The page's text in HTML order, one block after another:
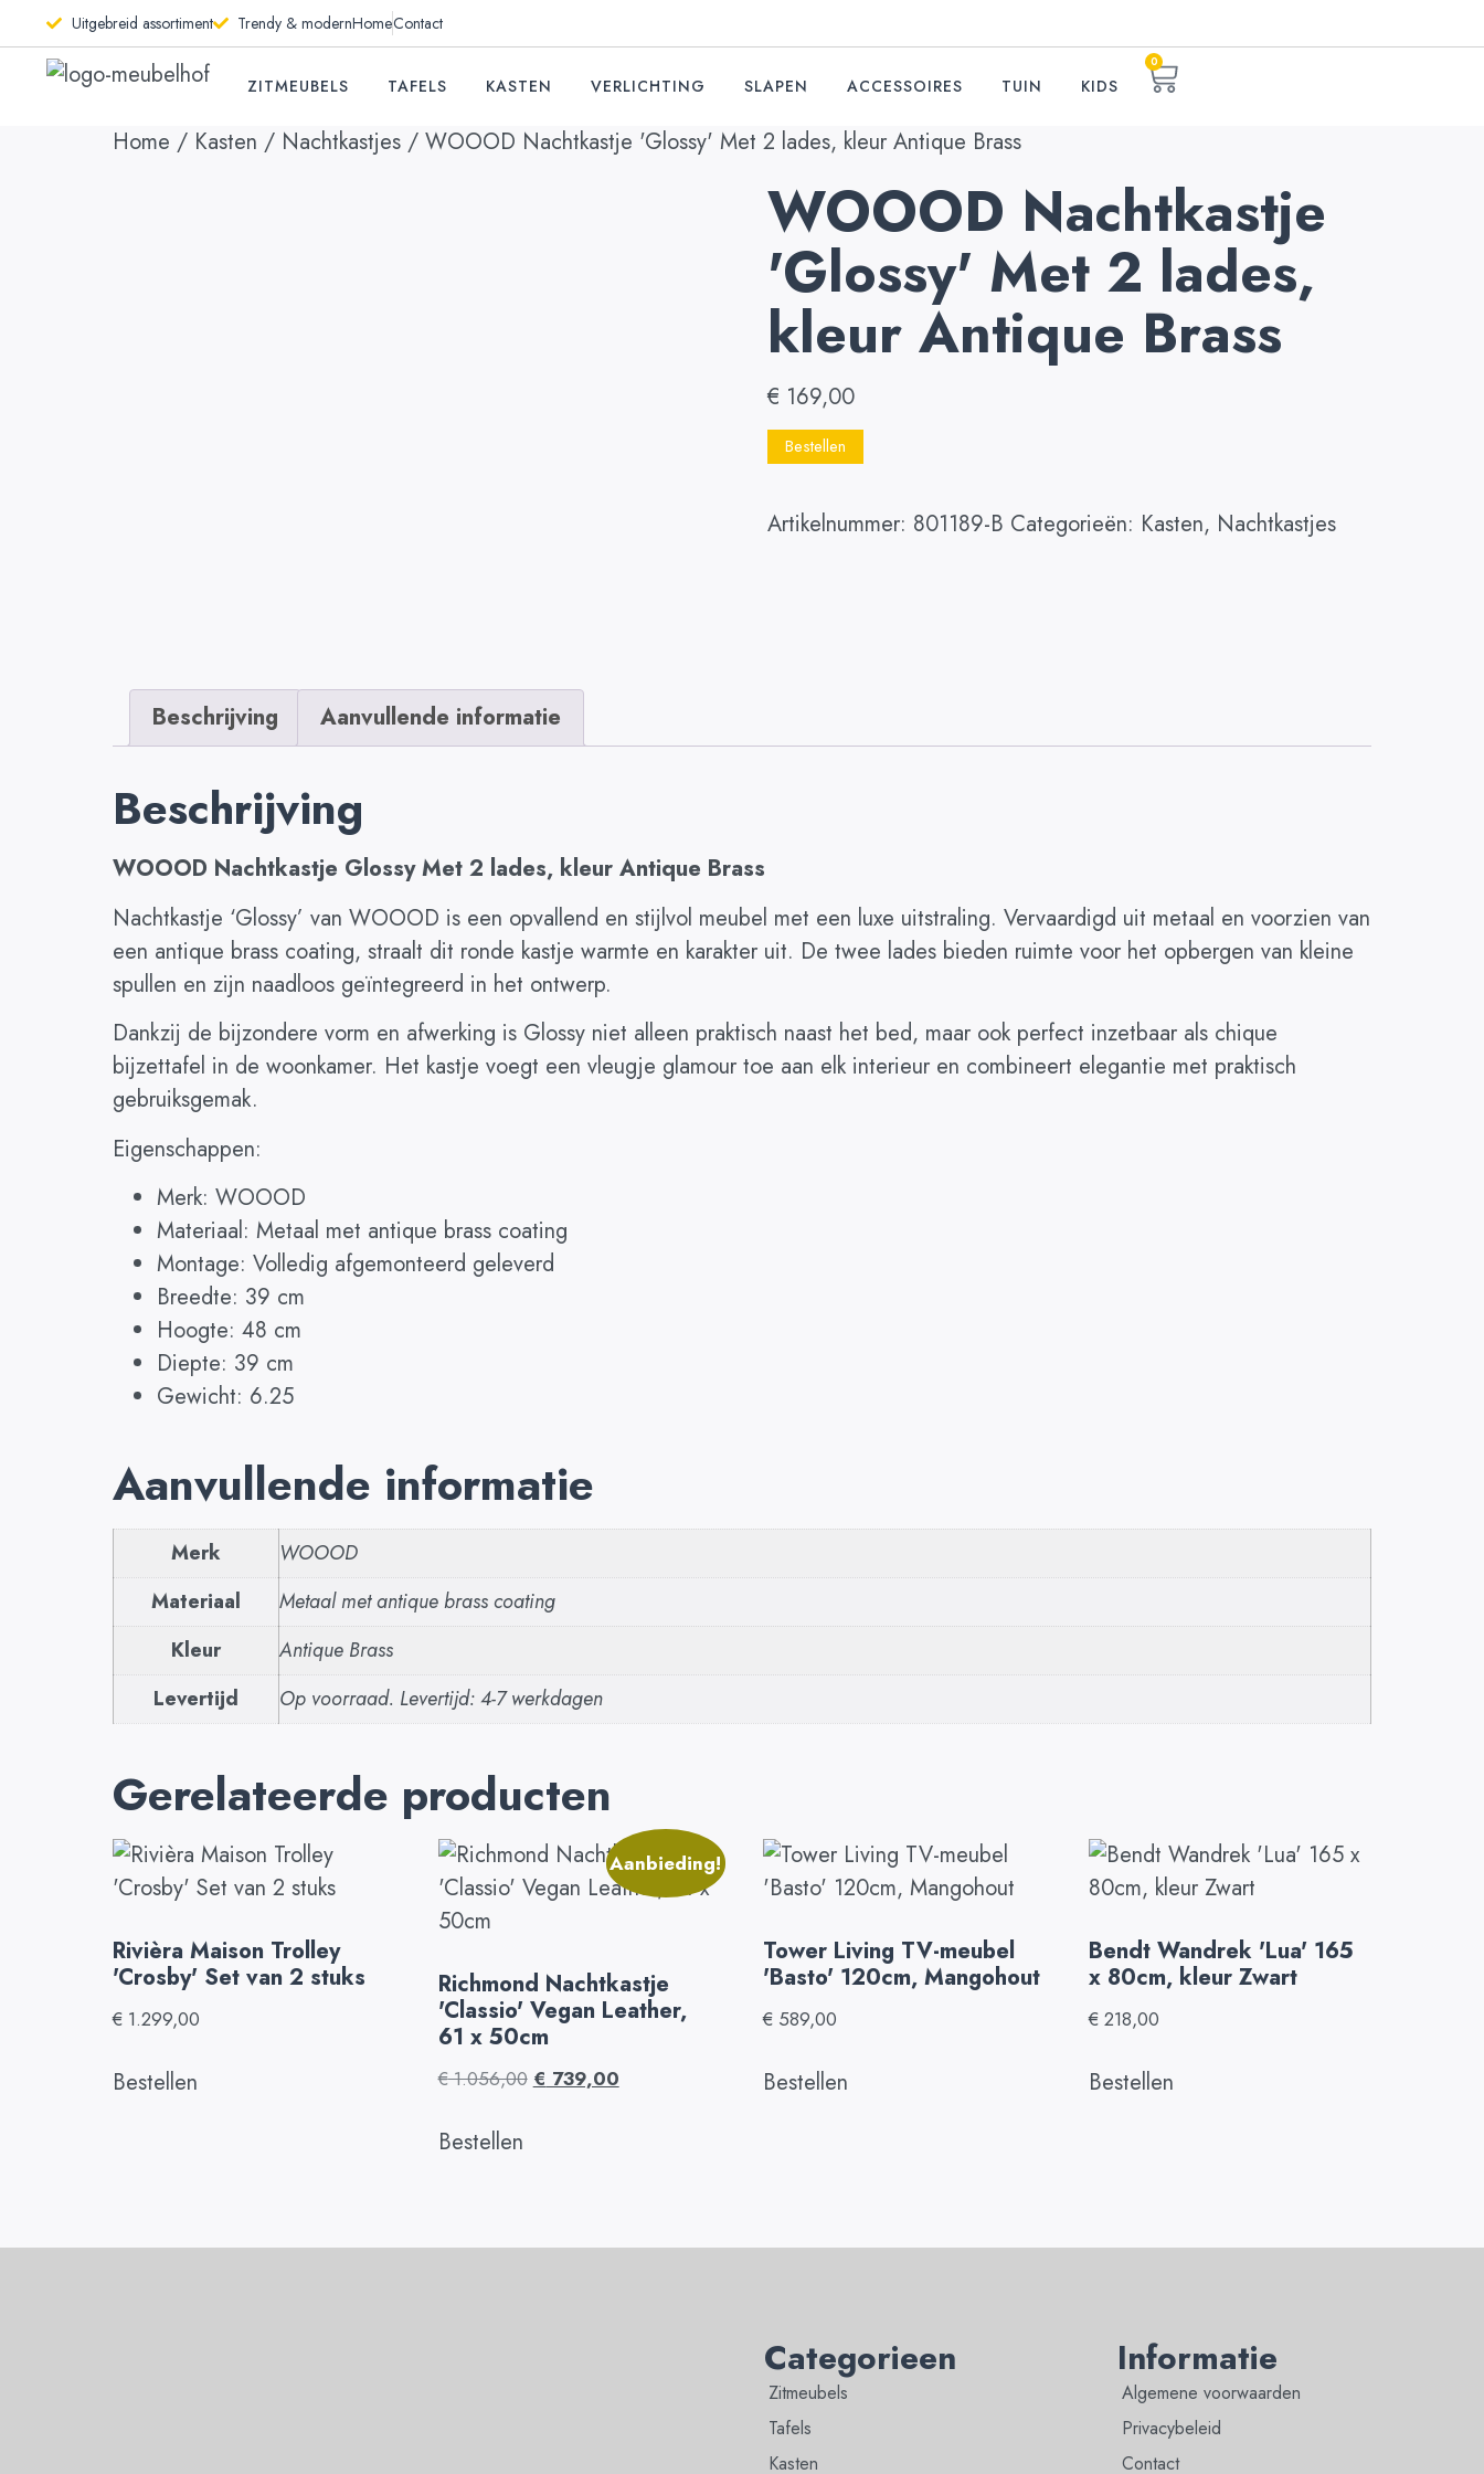
Uitgebreid assortiment Trendy & modernHomeContact
ZITMEUBELS TAFELS KASTEN VERLICHTING SLAPEN ACCESSOIRES TUIN KIDS
0
Home / Kasten / Nachtkastjes / WOOOD Nachtkastje 'Glossy' Met 2 lades, kleur Antique Brass
WOOOD Nachtkastje
'Glossy' Met 2 lades,
kleur Antique Brass
€ 169,00
Bestellen
Artikelnummer: 801189-B Categorieën: Kasten, Nachtkastjes
Beschrijving Aanvullende informatie
Beschrijving
WOOOD Nachtkastje Glossy Met 2 lades, kleur Antique Brass
Nachtkastje ‘Glossy’ van WOOOD is een opvallend en stijlvol meubel met een luxe uitstraling. Vervaardigd uit metaal en voorzien van
een antique brass coating, straalt dit ronde kastje warmte en karakter uit. De twee lades bieden ruimte voor het opbergen van kleine
spullen en zijn naadloos geïntegreerd in het ontwerp.
Dankzij de bijzondere vorm en afwerking is Glossy niet alleen praktisch naast het bed, maar ook perfect inzetbaar als chique
bijzettafel in de woonkamer. Het kastje voegt een vleugje glamour toe aan elk interieur en combineert elegantie met praktisch
gebruiksgemak.
Eigenschappen:
Merk: WOOOD
Materiaal: Metaal met antique brass coating
Montage: Volledig afgemonteerd geleverd
Breedte: 39 cm
Hoogte: 48 cm
Diepte: 39 cm
Gewicht: 6.25
Aanvullende informatie
Merk
WOOOD
Materiaal
Metaal met antique brass coating
Kleur
Antique Brass
Levertijd
Op voorraad. Levertijd: 4-7 werkdagen
Gerelateerde producten
Rivièra Maison Trolley
'Crosby' Set van 2 stuks
€ 1.299,00
Bestellen
Aanbieding!
Richmond Nachtkastje
'Classio' Vegan Leather,
61 x 50cm
€1.056,00 € 739,00
Bestellen
Tower Living TV-meubel
'Basto' 120cm, Mangohout
€ 589,00
Bestellen
Bendt Wandrek 'Lua' 165
x 80cm, kleur Zwart
€ 218,00
Bestellen
Categorieen
Zitmeubels
Tafels
Kasten
Informatie
Algemene voorwaarden
Privacybeleid
Contact